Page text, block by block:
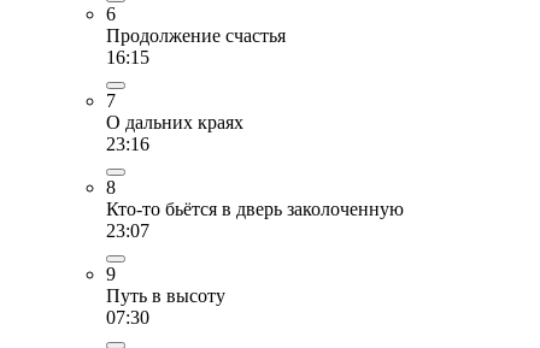
6
Продолжение счастья
16:15
7
О дальних краях
23:16
8
Кто-то бьётся в дверь заколоченную
23:07
9
Путь в высоту
07:30